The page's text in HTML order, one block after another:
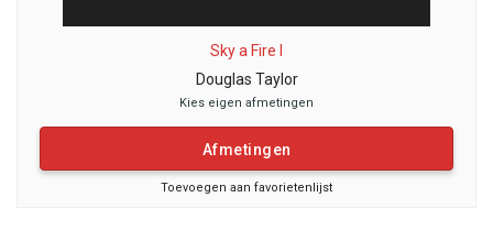
Sky a Fire I
Douglas Taylor
Kies eigen afmetingen
Afmetingen
Toevoegen aan favorietenlijst